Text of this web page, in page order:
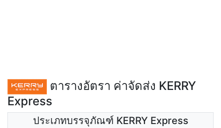
ตารางอัตรา ค่าจัดส่ง KERRY
Express
ประเภทบรรจุภัณฑ์ KERRY Express